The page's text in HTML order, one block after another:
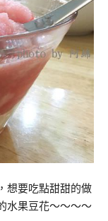
想要吃點甜甜的做
水果豆花～～～～